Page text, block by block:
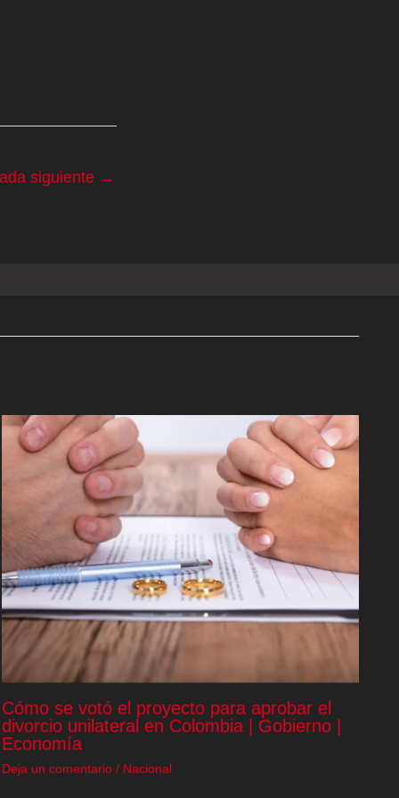
siguiente →
Cómo se votó el proyecto para aprobar el
divorcio unilateral en Colombia | Gobierno |
Economía
Deja un comentario / Nacional